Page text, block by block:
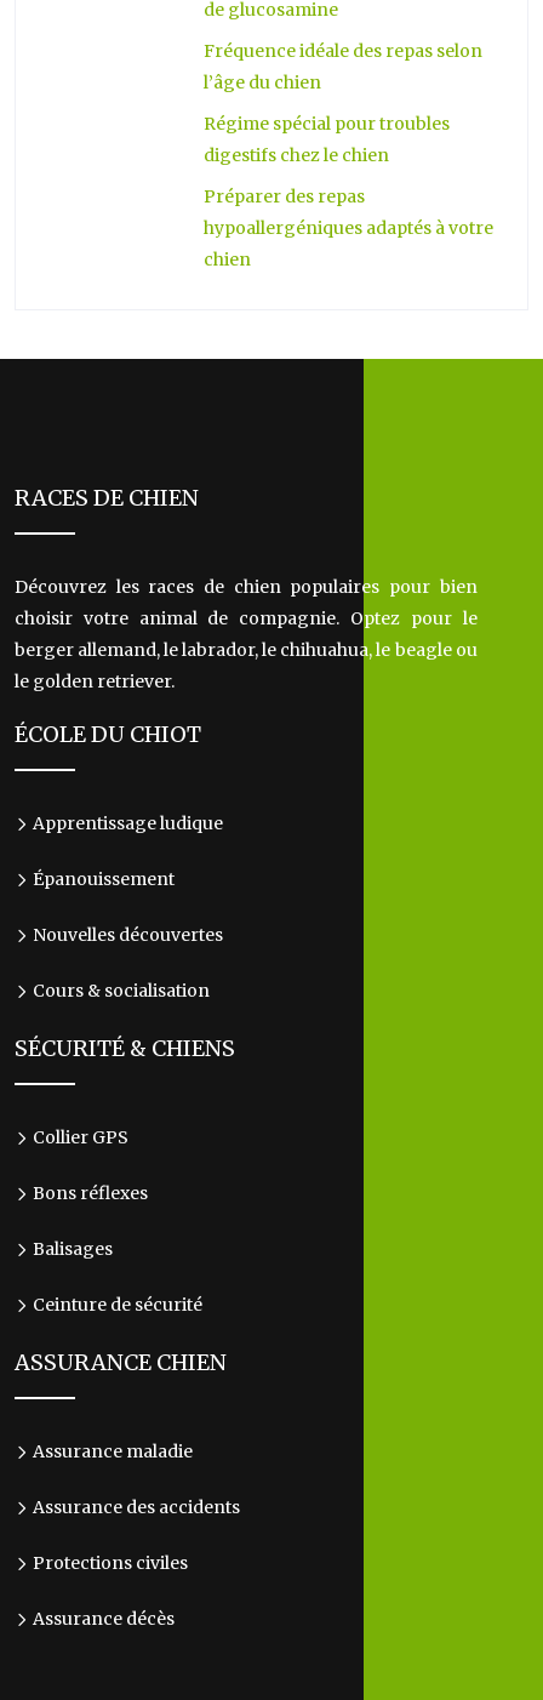
de glucosamine
Fréquence idéale des repas selon
l’âge du chien
Régime spécial pour troubles
digestifs chez le chien
Préparer des repas
hypoallergéniques adaptés à votre
chien
RACES DE CHIEN
Découvrez les races de chien populaires pour bien
choisir votre animal de compagnie. Optez pour le
berger allemand, le labrador, le chihuahua, le beagle ou
le golden retriever.
ÉCOLE DU CHIOT
Apprentissage ludique
Épanouissement
Nouvelles découvertes
Cours & socialisation
SÉCURITÉ & CHIENS
Collier GPS
Bons réflexes
Balisages
Ceinture de sécurité
ASSURANCE CHIEN
Assurance maladie
Assurance des accidents
Protections civiles
Assurance décès